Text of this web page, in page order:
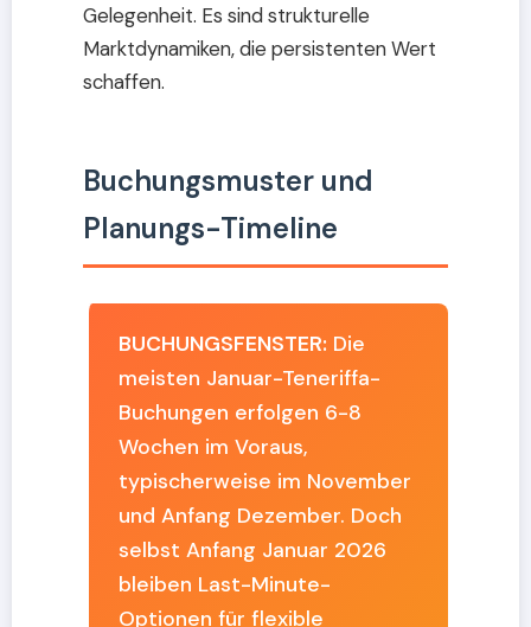
Gelegenheit. Es sind strukturelle
Marktdynamiken, die persistenten Wert
schaffen.
Buchungsmuster und
Planungs-Timeline
BUCHUNGSFENSTER: Die
meisten Januar-Teneriffa-
Buchungen erfolgen 6-8
Wochen im Voraus,
typischerweise im November
und Anfang Dezember. Doch
selbst Anfang Januar 2026
bleiben Last-Minute-
Optionen für flexible